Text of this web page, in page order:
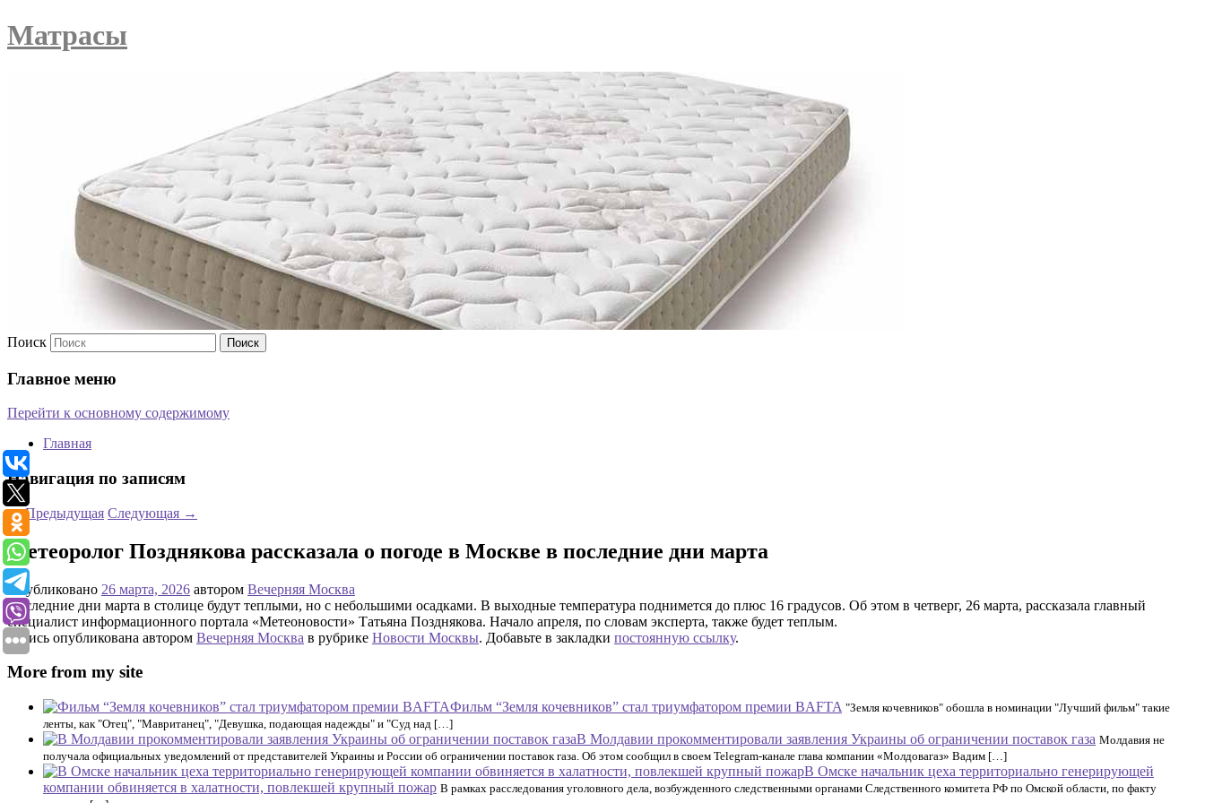
Матрасы
Поиск
Главное меню
Перейти к основному содержимому
Главная
Навигация по записям
←Предыдущая Следующая →
Метеоролог Позднякова рассказала о погоде в Москве в последние дни марта
Опубликовано 26 марта, 2026 автором Вечерняя Москва
Последние дни марта в столице будут теплыми, но с небольшими осадками. В выходные температура поднимется до плюс 16 градусов. Об этом в четверг, 26 марта, рассказала главный
специалист информационного портала «Метеоновости» Татьяна Позднякова. Начало апреля, по словам эксперта, также будет теплым.
Запись опубликована автором Вечерняя Москва в рубрике Новости Москвы. Добавьте в закладки постоянную ссылку.
More from my site
Фильм “Земля кочевников” стал триумфатором премии BAFTA "Земля кочевников" обошла в номинации "Лучший фильм" такие
ленты, как "Отец", "Мавританец", "Девушка, подающая надежды" и "Суд над […]
В Молдавии прокомментировали заявления Украины об ограничении поставок газа Молдавия не
получала официальных уведомлений от представителей Украины и России об ограничении поставок газа. Об этом сообщил в своем Telegram-канале глава компании «Молдовагаз» Вадим […]
В Омске начальник цеха территориально генерирующей
компании обвиняется в халатности, повлекшей крупный пожар В рамках расследования уголовного дела, возбужденного следственными органами Следственного комитета РФ по Омской области, по факту